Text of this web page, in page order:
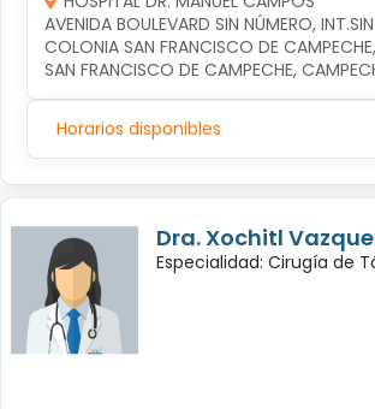
AVENIDA BOULEVARD SIN NÚMERO,
COLONIA SAN FRANCISCO DE
SAN FRANCISCO DE CAMPECHE,
Horarios disponibles
Dra. Xochitl
Especialidad: Cirugía de